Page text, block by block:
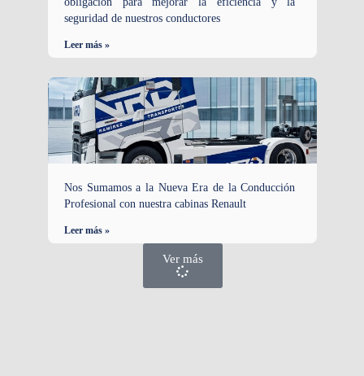
seguridad de nuestros conductores
Leer más »
Nos Sumamos a la Nueva Era de la Conducción
Profesional con nuestra cabinas Renault
Leer más »
Ver más